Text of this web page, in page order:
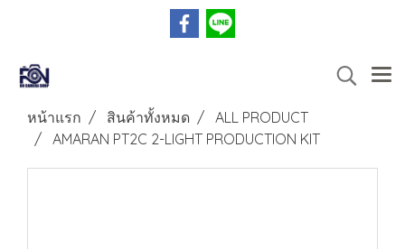
หน้าแรก สินค้าทั้งหมด
ALL PRODUCT
AMARAN PT2C 2-LIGHT PRODUCTION KIT